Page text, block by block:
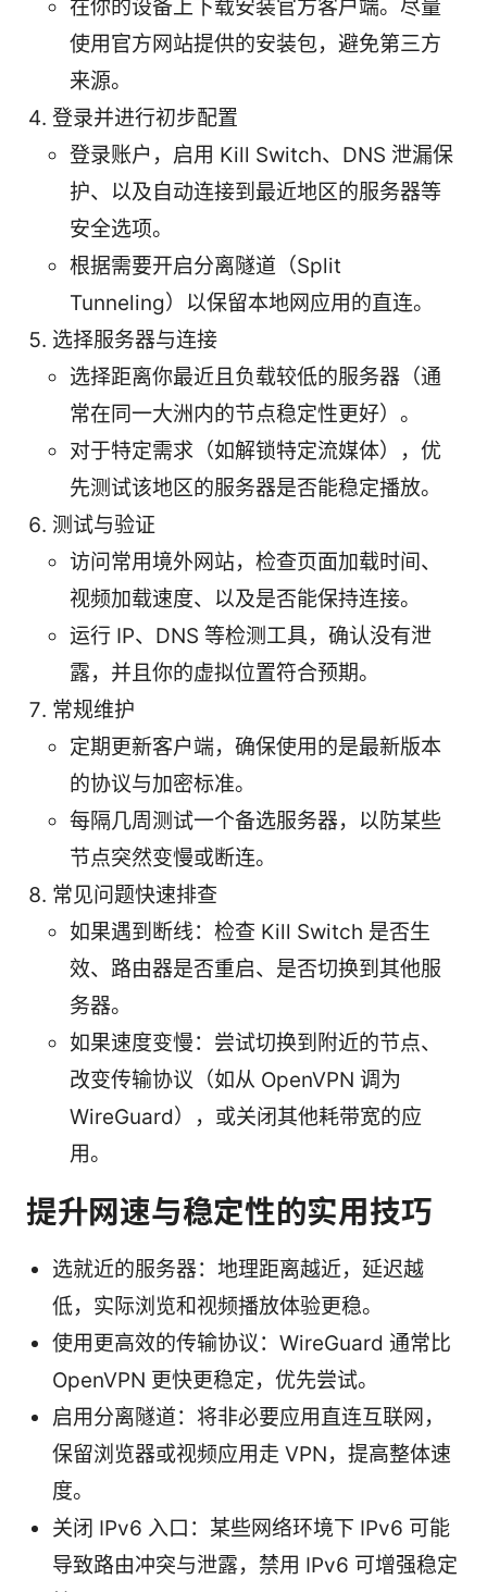
在你的设备上下载安装官方客户端。尽量
使用官方网站提供的安装包，避免第三方
来源。
登录并进行初步配置
登录账户，启用 Kill Switch、DNS 泄漏保
护、以及自动连接到最近地区的服务器等
安全选项。
根据需要开启分离隧道（Split
Tunneling）以保留本地网应用的直连。
选择服务器与连接
选择距离你最近且负载较低的服务器（通
常在同一大洲内的节点稳定性更好）。
对于特定需求（如解锁特定流媒体），优
先测试该地区的服务器是否能稳定播放。
测试与验证
访问常用境外网站，检查页面加载时间、
视频加载速度、以及是否能保持连接。
运行 IP、DNS 等检测工具，确认没有泄
露，并且你的虚拟位置符合预期。
常规维护
定期更新客户端，确保使用的是最新版本
的协议与加密标准。
每隔几周测试一个备选服务器，以防某些
节点突然变慢或断连。
常见问题快速排查
如果遇到断线：检查 Kill Switch 是否生
效、路由器是否重启、是否切换到其他服
务器。
如果速度变慢：尝试切换到附近的节点、
改变传输协议（如从 OpenVPN 调为
WireGuard），或关闭其他耗带宽的应
用。
提升网速与稳定性的实用技巧
选就近的服务器：地理距离越近，延迟越
低，实际浏览和视频播放体验更稳。
使用更高效的传输协议：WireGuard 通常比
OpenVPN 更快更稳定，优先尝试。
启用分离隧道：将非必要应用直连互联网，
保留浏览器或视频应用走 VPN，提高整体速
度。
关闭 IPv6 入口：某些网络环境下 IPv6 可能
导致路由冲突与泄露，禁用 IPv6 可增强稳定